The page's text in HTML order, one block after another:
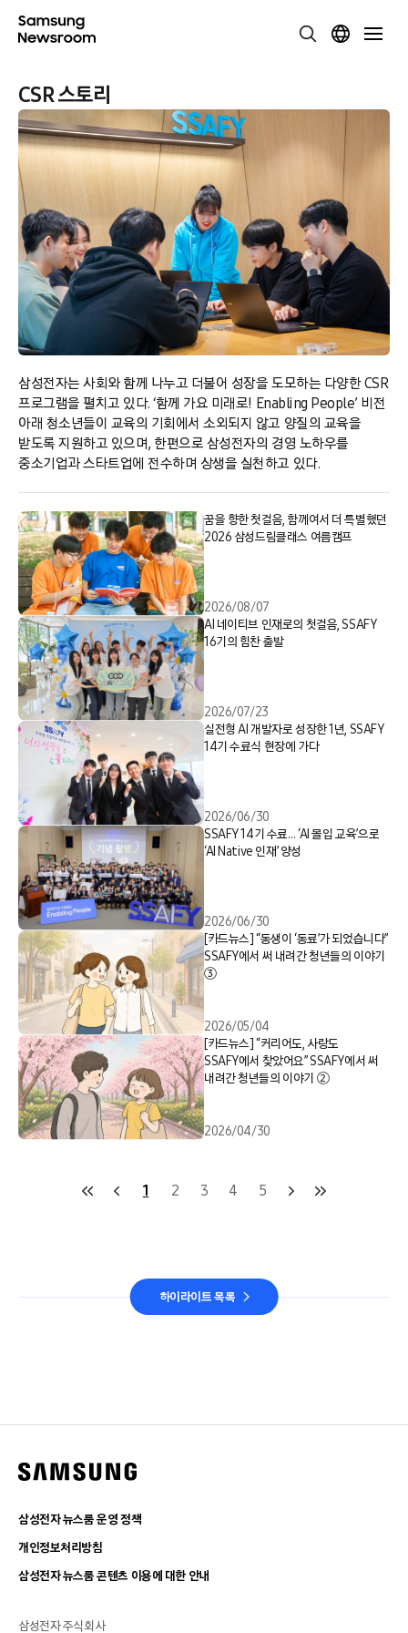
CSR 스토리
삼성전자는 사회와 함께 나누고 더불어 성장을 도모하는 다양한 CSR
프로그램을 펼치고 있다. ‘함께 가요 미래로! Enabling People’ 비전
아래 청소년들이 교육의 기회에서 소외되지 않고 양질의 교육을
받도록 지원하고 있으며, 한편으로 삼성전자의 경영 노하우를
중소기업과 스타트업에 전수하며 상생을 실천하고 있다.
꿈을 향한 첫걸음, 함께여서 더 특별했던
2026 삼성드림클래스 여름캠프
2026/08/07
AI 네이티브 인재로의 첫걸음, SSAFY
16기의 힘찬 출발
2026/07/23
실전형 AI 개발자로 성장한 1년, SSAFY
14기 수료식 현장에 가다
2026/06/30
SSAFY 14기 수료… ‘AI 몰입 교육’으로
‘AI Native 인재’ 양성
2026/06/30
[카드뉴스] “동생이 ‘동료’가 되었습니다”
SSAFY에서 써 내려간 청년들의 이야기
③
2026/05/04
[카드뉴스] “커리어도, 사랑도
SSAFY에서 찾았어요” SSAFY에서 써
내려간 청년들의 이야기 ②
2026/04/30
1 2 3 4 5
하이라이트 목록
삼성전자 뉴스룸 운영 정책
개인정보처리방침
삼성전자 뉴스룸 콘텐츠 이용에 대한 안내
삼성전자 주식회사